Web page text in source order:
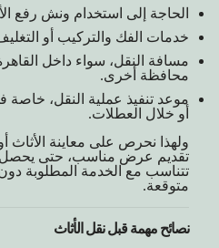
الحاجة إلى استخدام ونش رفع
خدمات الفك والتركيب أو
مسافة النقل، سواء داخل
محافظة أخرى.
موعد تنفيذ عملية النقل، خاصة
أو خلال العطلات.
ولهذا نحرص على معاينة الأثاث
تقديم عرض مناسب، حتى يحصل
تتناسب مع الخدمة المطلوبة
متوقعة.
نصائح مهمة قبل نقل الأثاث